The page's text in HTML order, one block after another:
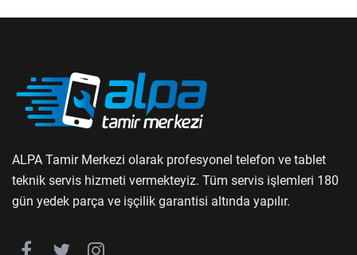
ALPA Tamir Merkezi olarak profesyonel telefon ve tablet
teknik servis hizmeti vermekteyiz. Tüm servis işlemleri 180
gün yedek parça ve işçilik garantisi altında yapılır.